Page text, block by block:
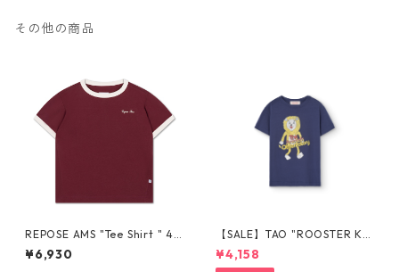
その他の商品
REPOSE AMS "Tee Shirt " 4Y
-16Y
¥6,930
【SALE】TAO "ROOSTER KI
DS TEE" 4y-10y The Animal
s Observatory
¥4,158